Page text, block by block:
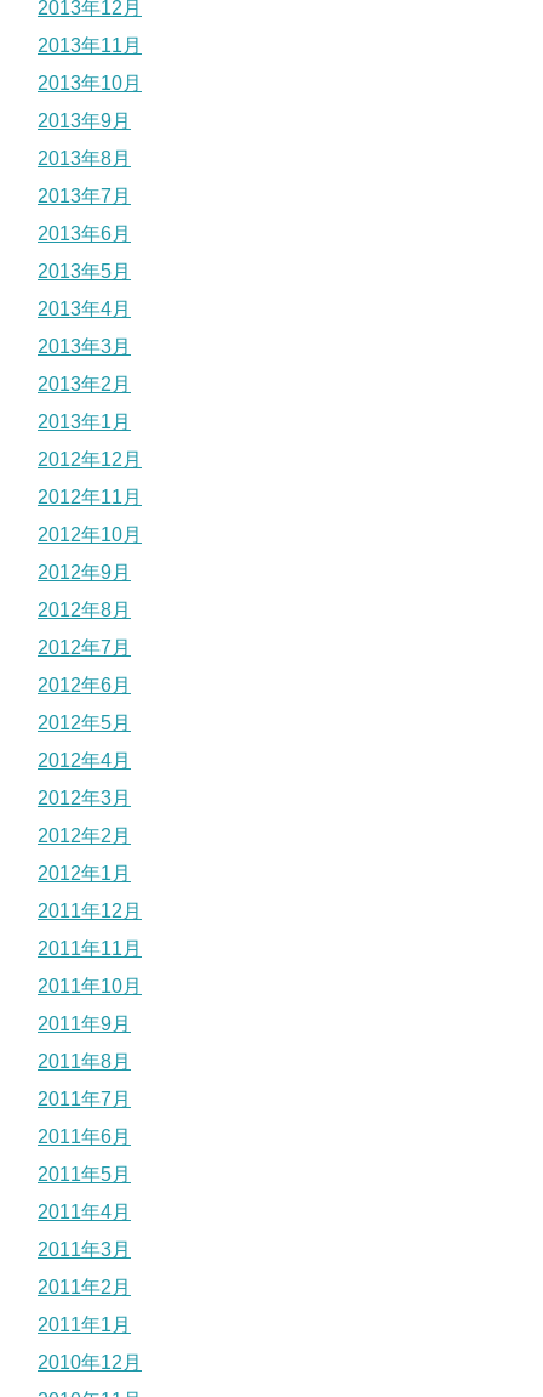
2013年12月
2013年11月
2013年10月
2013年9月
2013年8月
2013年7月
2013年6月
2013年5月
2013年4月
2013年3月
2013年2月
2013年1月
2012年12月
2012年11月
2012年10月
2012年9月
2012年8月
2012年7月
2012年6月
2012年5月
2012年4月
2012年3月
2012年2月
2012年1月
2011年12月
2011年11月
2011年10月
2011年9月
2011年8月
2011年7月
2011年6月
2011年5月
2011年4月
2011年3月
2011年2月
2011年1月
2010年12月